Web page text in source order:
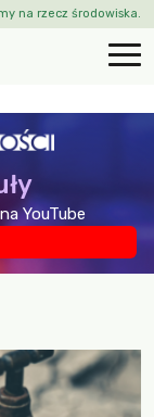
na rzecz środowiska.
YouTube